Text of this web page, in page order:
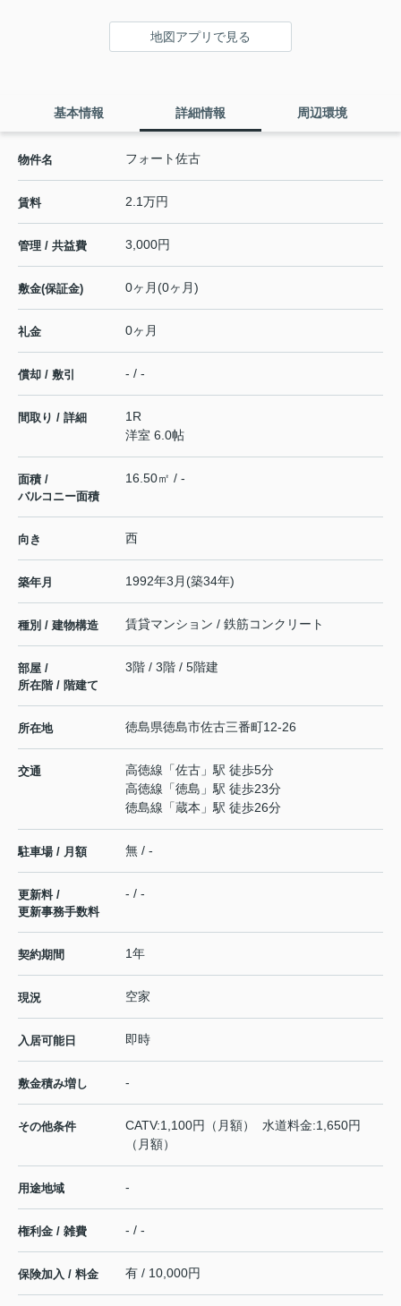
地図アプリで見る
基本情報 詳細情報 周辺環境
物件名 フォート佐古
賃料 2.1万円
管理 / 共益費 3,000円
敷金(保証金) 0ヶ月(0ヶ月)
礼金 0ヶ月
償却 / 敷引 - / -
間取り / 詳細
1R
洋室 6.0帖
面積 /
バルコニー面積
16.50㎡ / -
向き 西
築年月 1992年3月(築34年)
種別 / 建物構造 賃貸マンション / 鉄筋コンクリート
部屋 /
所在階 / 階建て
3階 / 3階 / 5階建
所在地 徳島県徳島市佐古三番町12-26
交通 高徳線 「佐古 」駅 徒歩5分
高徳線 「徳島 」駅 徒歩23分
徳島線 「蔵本 」駅 徒歩26分
駐車場 / 月額 無 / -
更新料 /
更新事務手数料
- / -
契約期間 1年
現況 空家
入居可能日 即時
敷金積み増し -
その他条件
CATV:1,100円（月額） 水道料金:1,650円
（月額）
用途地域 -
権利金 / 雑費 - / -
保険加入 / 料金 有 / 10,000円